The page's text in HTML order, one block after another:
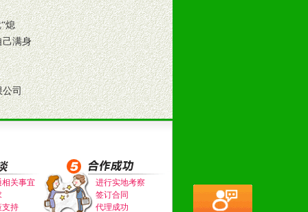
势与流行。
养建康知识。为经销商、分销商
熄
己满身
公司
关事宜
支持
进行实地考察
签订合同
代理成功